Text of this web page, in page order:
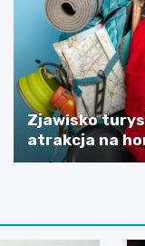
Zjawisko
atrakcja na